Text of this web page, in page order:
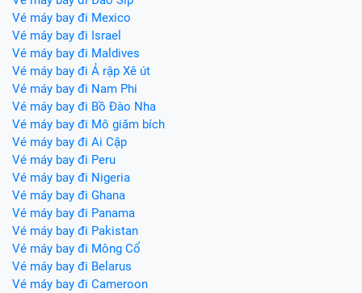
Vé máy bay đi Mexico
Vé máy bay đi Israel
Vé máy bay đi Maldives
Vé máy bay đi Ả rập Xê út
Vé máy bay đi Nam Phi
Vé máy bay đi Bồ Đào Nha
Vé máy bay đi Mô giăm bích
Vé máy bay đi Ai Cập
Vé máy bay đi Peru
Vé máy bay đi Nigeria
Vé máy bay đi Ghana
Vé máy bay đi Panama
Vé máy bay đi Pakistan
Vé máy bay đi Mông Cổ
Vé máy bay đi Belarus
Vé máy bay đi Cameroon